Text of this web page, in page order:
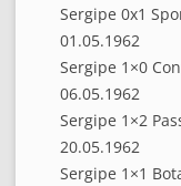
Sergipe 0x1
01.05.1962
Sergipe 1×0
06.05.1962
Sergipe 1×2
20.05.1962
Sergipe 1×1